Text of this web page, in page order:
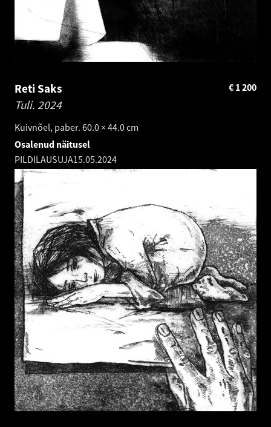
Reti Saks
Tuli. 2024
Kuivnõel, paber. 60.0 × 44.0 cm
1 200
€
Osalenud näitusel
PILDILAUSUJA15.05.2024